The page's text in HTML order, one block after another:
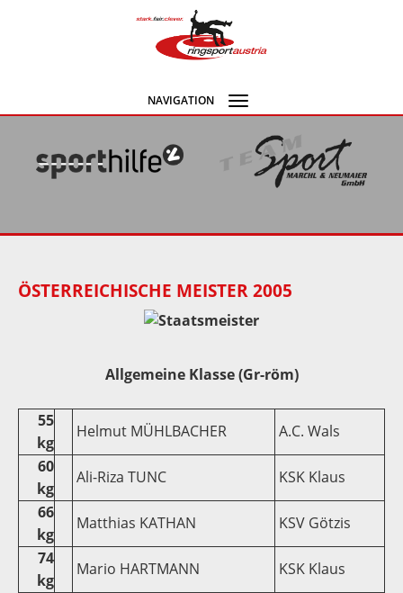
NAVIGATION
Navigation
ÖSTERREICHISCHE MEISTER 2005
Allgemeine Klasse (Gr-röm)
55
kg
Helmut MÜHLBACHER
A.C. Wals
60
kg
Ali-Riza TUNC
KSK Klaus
66
kg
Matthias KATHAN
KSV Götzis
74
kg
Mario HARTMANN
KSK Klaus